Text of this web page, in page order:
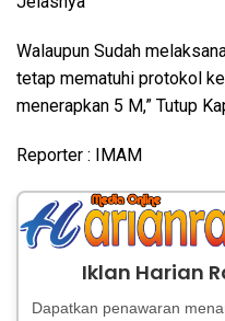
Walaupun Sudah
tetap mematuhi protokol
menerapkan 5 M,” Tutup
Reporter : IMAM
Iklan Harian
Dapatkan penawaran